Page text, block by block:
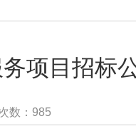
项目招标
数： 985